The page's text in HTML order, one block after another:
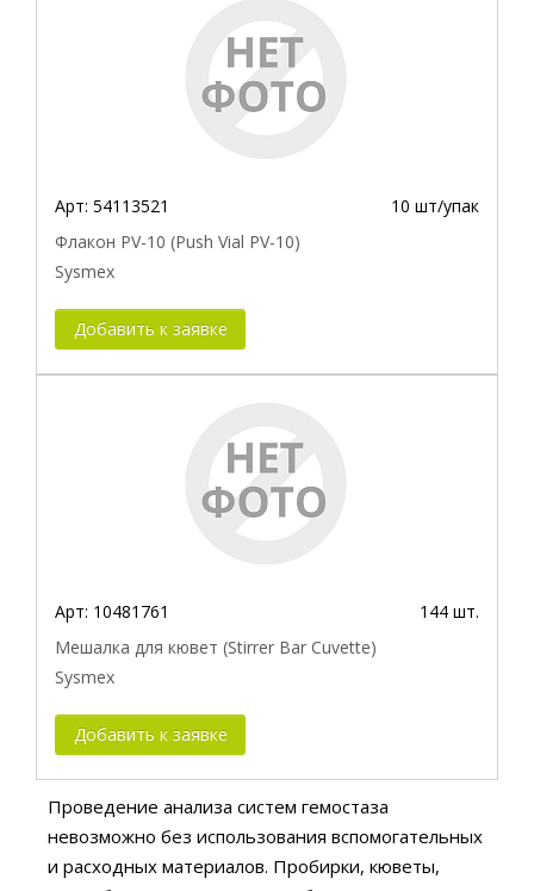
Арт: 54113521
10 шт/упак
Флакон PV-10 (Push Vial PV-10)
Sysmex
Добавить к заявке
Арт: 10481761
144 шт.
Мешалка для кювет (Stirrer Bar Cuvette)
Sysmex
Добавить к заявке
Проведение анализа систем гемостаза
невозможно без использования вспомогательных
и расходных материалов. Пробирки, кюветы,